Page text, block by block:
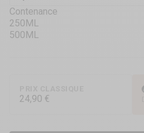
Contenance
250ML
500ML
24,90 €